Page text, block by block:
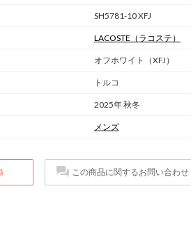
SH5781-10 XFJ
LACOSTE （ラコステ）
オフホワイト（XFJ）
トルコ
2025年 秋冬
メンズ
この商品に関するお問い合わせ